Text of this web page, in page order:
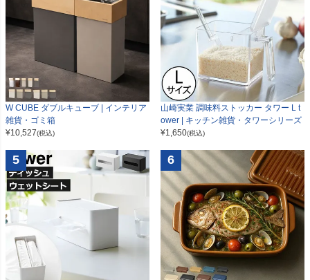
W CUBE ダブルキューブ | インテリア
雑貨・ゴミ箱
¥10,527(税込)
山崎実業 調味料ストッカー タワー L t
ower | キッチン雑貨・タワーシリーズ
¥1,650(税込)
5 6